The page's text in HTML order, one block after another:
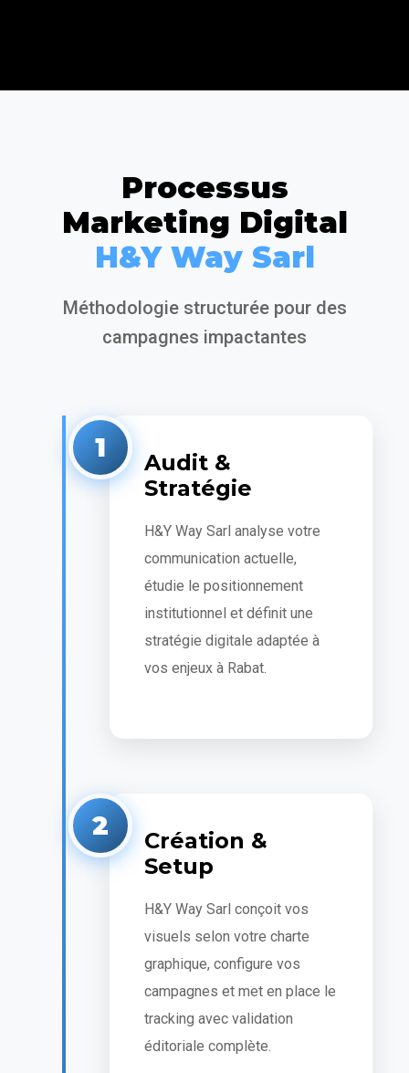
Processus
Marketing Digital
H&Y Way Sarl
Méthodologie structurée pour des
campagnes impactantes
1
Audit &
Stratégie
H&Y Way Sarl analyse votre
communication actuelle,
étudie le positionnement
institutionnel et définit une
stratégie digitale adaptée à
vos enjeux à Rabat.
2
Création &
Setup
H&Y Way Sarl conçoit vos
visuels selon votre charte
graphique, configure vos
campagnes et met en place le
tracking avec validation
éditoriale complète.